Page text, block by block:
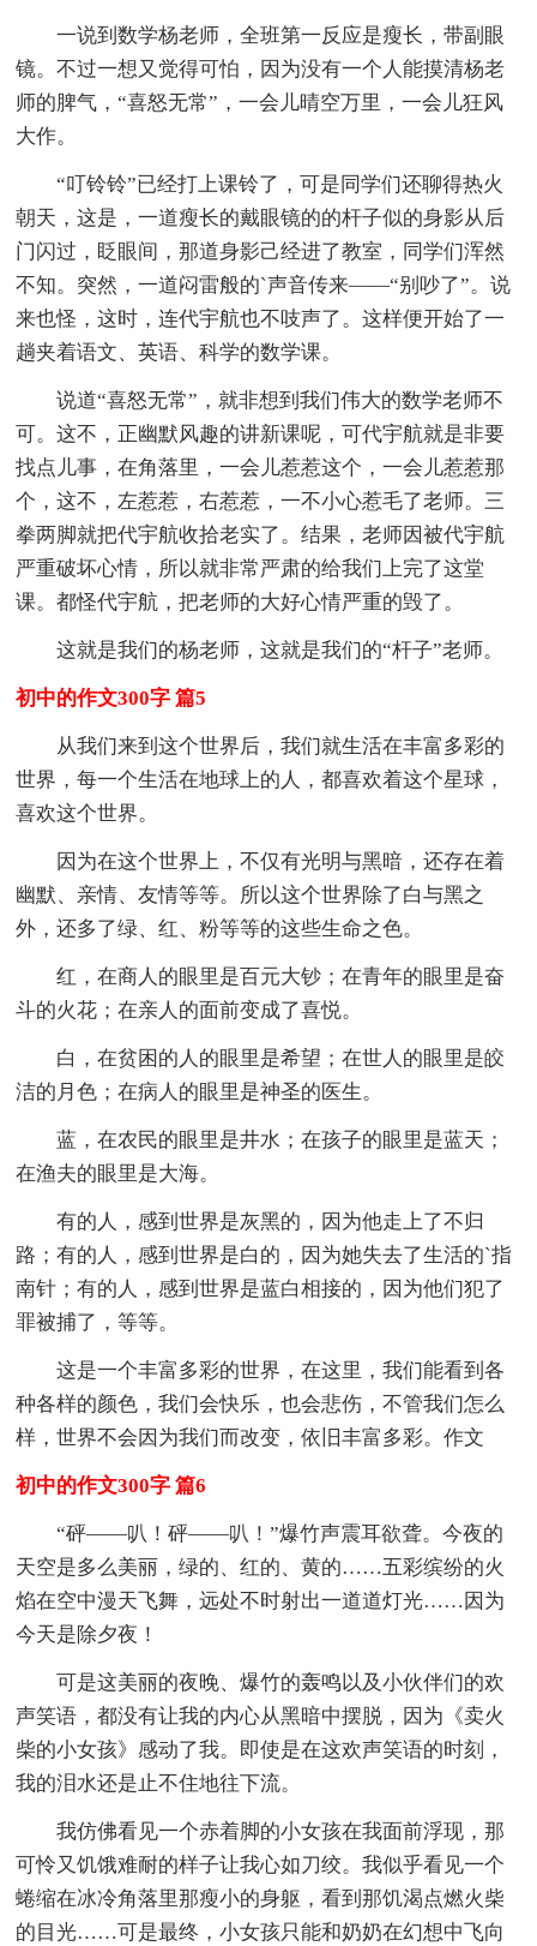
一说到数学杨老师，全班第一反应是瘦长，带副眼
镜。不过一想又觉得可怕，因为没有一个人能摸清杨老
师的脾气，“喜怒无常”，一会儿晴空万里，一会儿狂风
大作。
“叮铃铃”已经打上课铃了，可是同学们还聊得热火
朝天，这是，一道瘦长的戴眼镜的的杆子似的身影从后
门闪过，眨眼间，那道身影己经进了教室，同学们浑然
不知。突然，一道闷雷般的`声音传来——“别吵了”。说
来也怪，这时，连代宇航也不吱声了。这样便开始了一
趟夹着语文、英语、科学的数学课。
说道“喜怒无常”，就非想到我们伟大的数学老师不
可。这不，正幽默风趣的讲新课呢，可代宇航就是非要
找点儿事，在角落里，一会儿惹惹这个，一会儿惹惹那
个，这不，左惹惹，右惹惹，一不小心惹毛了老师。三
拳两脚就把代宇航收拾老实了。结果，老师因被代宇航
严重破坏心情，所以就非常严肃的给我们上完了这堂
课。都怪代宇航，把老师的大好心情严重的毁了。
这就是我们的杨老师，这就是我们的“杆子”老师。
初中的作文300字 篇5
从我们来到这个世界后，我们就生活在丰富多彩的
世界，每一个生活在地球上的人，都喜欢着这个星球，
喜欢这个世界。
因为在这个世界上，不仅有光明与黑暗，还存在着
幽默、亲情、友情等等。所以这个世界除了白与黑之
外，还多了绿、红、粉等等的这些生命之色。
红，在商人的眼里是百元大钞；在青年的眼里是奋
斗的火花；在亲人的面前变成了喜悦。
白，在贫困的人的眼里是希望；在世人的眼里是皎
洁的月色；在病人的眼里是神圣的医生。
蓝，在农民的眼里是井水；在孩子的眼里是蓝天；
在渔夫的眼里是大海。
有的人，感到世界是灰黑的，因为他走上了不归
路；有的人，感到世界是白的，因为她失去了生活的`指
南针；有的人，感到世界是蓝白相接的，因为他们犯了
罪被捕了，等等。
这是一个丰富多彩的世界，在这里，我们能看到各
种各样的颜色，我们会快乐，也会悲伤，不管我们怎么
样，世界不会因为我们而改变，依旧丰富多彩。作文
初中的作文300字 篇6
“砰——叭！砰——叭！”爆竹声震耳欲聋。今夜的
天空是多么美丽，绿的、红的、黄的……五彩缤纷的火
焰在空中漫天飞舞，远处不时射出一道道灯光……因为
今天是除夕夜！
可是这美丽的夜晚、爆竹的轰鸣以及小伙伴们的欢
声笑语，都没有让我的内心从黑暗中摆脱，因为《卖火
柴的小女孩》感动了我。即使是在这欢声笑语的时刻，
我的泪水还是止不住地往下流。
我仿佛看见一个赤着脚的小女孩在我面前浮现，那
可怜又饥饿难耐的样子让我心如刀绞。我似乎看见一个
蜷缩在冰冷角落里那瘦小的身躯，看到那饥渴点燃火柴
的目光……可是最终，小女孩只能和奶奶在幻想中飞向